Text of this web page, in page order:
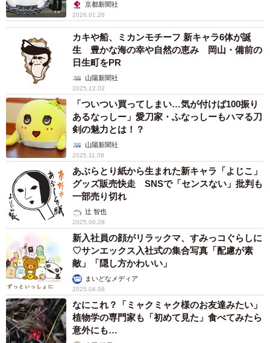
京都新聞社
2026.01.26
カキや船、ミカンモチーフ 新キャラ6体が誕
生 豊かな海の幸や自然の恵み 岡山・備前の
日生町をPR
山陽新聞社
2025.12.02
「ついつい買ってしまい…気が付けば100振り
あるなっしー」愛刀家・ふなっしーもハマる刀
剣の魅力とは！？
山陽新聞社
2025.11.08
あぶらとり紙から生まれた新キャラ「よじこ」
グッズ販売快走 SNSで「センスない」批判も
一部売り切れ
辻 智也
2025.06.28
新入社員の顔がリラックマ、すみっコぐらしに
♡サンエックス入社式の集合写真「配慮が素
敵」「隠し方かわいい」
まいどなメディア
2025.04.06
なにこれ？「ミャクミャク様のお友達みたい」
植物学の専門家も「初めて見た」食べてみたら
意外にも…